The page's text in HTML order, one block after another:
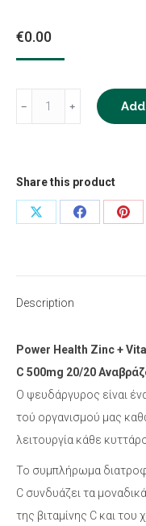
€0.00
+
500mg
Stevia
Vitamin
C
20/20
Αναβράζοντα
Δισκία
quantity
﹣ ﹢
Share this product
Share
Share
Description
Power Health Zinc +
C 500mg 20/20
Ο ψευδάργυρος είναι
τού οργανισμού μας
λειτουργία κάθε
Το συμπλήρωμα
C συνδυάζει τα
της βιταμίνης C και